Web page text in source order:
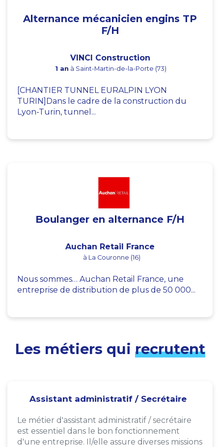
Alternance mécanicien engins TP
F/H
VINCI Construction
1 an à Saint-Martin-de-la-Porte (73)
[CHANTIER TUNNEL EURALPIN LYON
TURIN]Dans le cadre de la construction du
Lyon-Turin, tunnel...
Boulanger en alternance F/H
Auchan Retail France
à La Couronne (16)
Nous sommes… Auchan Retail France, une
entreprise de distribution de plus de 50 000...
Les métiers qui recrutent
Assistant administratif / Secrétaire
Le métier d'assistant administratif / secrétaire
est essentiel dans le bon fonctionnement
d'une entreprise. Il/elle assure diverses missions